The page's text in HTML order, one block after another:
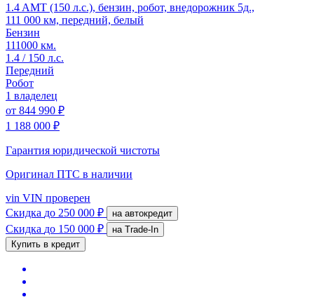
1.4 AMT (150 л.с.), бензин, робот, внедорожник 5д.,
111 000 км, передний, белый
Бензин
111000 км.
1.4 / 150 л.с.
Передний
Робот
1 владелец
от 844 990 ₽
1 188 000 ₽
Гарантия юридической чистоты
Оригинал ПТС в наличии
vin VIN проверен
Скидка до 250 000 ₽ на автокредит
Скидка до 150 000 ₽
на Trade-In
Купить в кредит